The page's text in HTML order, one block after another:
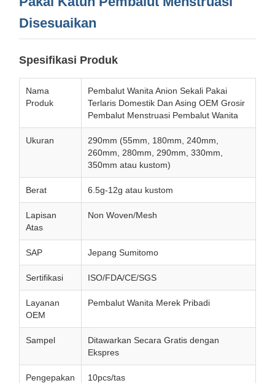
Disesuaikan
Spesifikasi Produk
Nama
Produk
Pembalut Wanita Anion Sekali Pakai
Terlaris Domestik Dan Asing OEM Grosir
Pembalut Menstruasi Pembalut Wanita
Ukuran
290mm (55mm, 180mm, 240mm,
260mm, 280mm, 290mm, 330mm,
350mm atau kustom)
Berat 6.5g-12g atau kustom
Lapisan
Atas
Non Woven/Mesh
SAP Jepang Sumitomo
Sertifikasi ISO/FDA/CE/SGS
Layanan
OEM
Pembalut Wanita Merek Pribadi
Sampel
Ditawarkan Secara Gratis dengan
Ekspres
Pengepakan 10pcs/tas